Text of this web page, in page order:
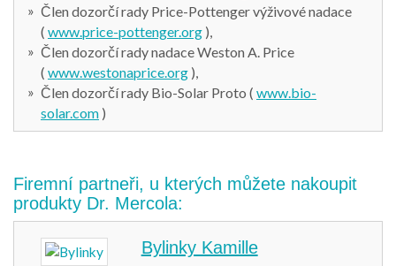
Člen dozorčí rady Price-Pottenger výživové nadace
( www.price-pottenger.org ),
Člen dozorčí rady nadace Weston A. Price
( www.westonaprice.org ),
Člen dozorčí rady Bio-Solar Proto ( www.bio-
solar.com )
Firemní partneři, u kterých můžete nakoupit
produkty Dr. Mercola:
Bylinky Kamille